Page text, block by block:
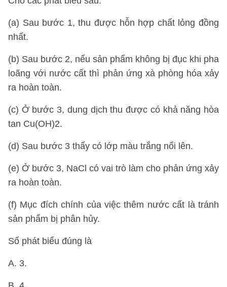
(a) Sau bước 1, thu được hỗn hợp chất lỏng đồng
nhất.
(b) Sau bước 2, nếu sản phẩm không bị đục khi pha
loãng với nước cất thì phản ứng xà phòng hóa xảy
ra hoàn toàn.
(c) Ở bước 3, dung dịch thu được có khả năng hòa
tan Cu(OH)2.
(d) Sau bước 3 thấy có lớp màu trắng nổi lên.
(e) Ở bước 3, NaCl có vai trò làm cho phản ứng xảy
ra hoàn toàn.
(f) Mục đích chính của việc thêm nước cất là tránh
sản phẩm bị phân hủy.
Số phát biểu đúng là
A. 3.